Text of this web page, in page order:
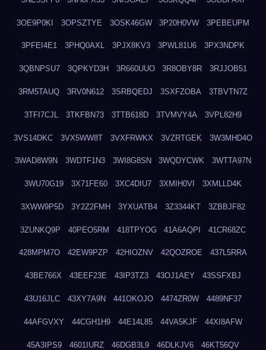
3OE9P0KI 3OPSZTYE 3OSK46GW 3P20H0VW 3PEBEUPM
3PFEI4E1 3PHQ0AXL 3PJX8KV3 3PWL81U6 3PX3NDPK
3QBNPSU7 3QPKYD3H 3R660UUO 3R8OBY8R 3RJJOB51
3RM5TAUQ 3RV0N612 3SRBQEDJ 3SXFZOBA 3TBVTN7Z
3TFI7CJL 3TKFBN73 3TTB618D 3TVMVY4A 3VPL82H9
3VS14DKC 3VX5WW8T 3VXFRWKX 3VZRTGEK 3W3MHD4O
3WAD8W9N 3WDTF1N3 3WI8G8SN 3WQDYCWK 3WTTA97N
3WU70G19 3X71FE60 3XC4DIU7 3XMIH0VI 3XMLLD4K
3XWW9P5D 3Y2Z2FMH 3YXUATB4 3Z3344KT 3ZBBJF82
3ZUNKQ9P 40PEO5RM 418TPYOG 41A6AQPI 41CR68ZC
428MPM7O 42EW9PZP 42HIOZNV 42QOZROE 437L5RRA
43BE766X 43EEF23E 43IP3TZ3 43OJ1AEY 43SSFXBJ
43U16JLC 43XY7A9N 441OKOJO 4474ZR0W 4489NF37
44AFGVXY 44CGH1H9 44E14L85 44VA5KJF 44XI8AFW
45A3IPS9 4601IURZ 46DGB3L9 46DLKJV6 46KT56QV